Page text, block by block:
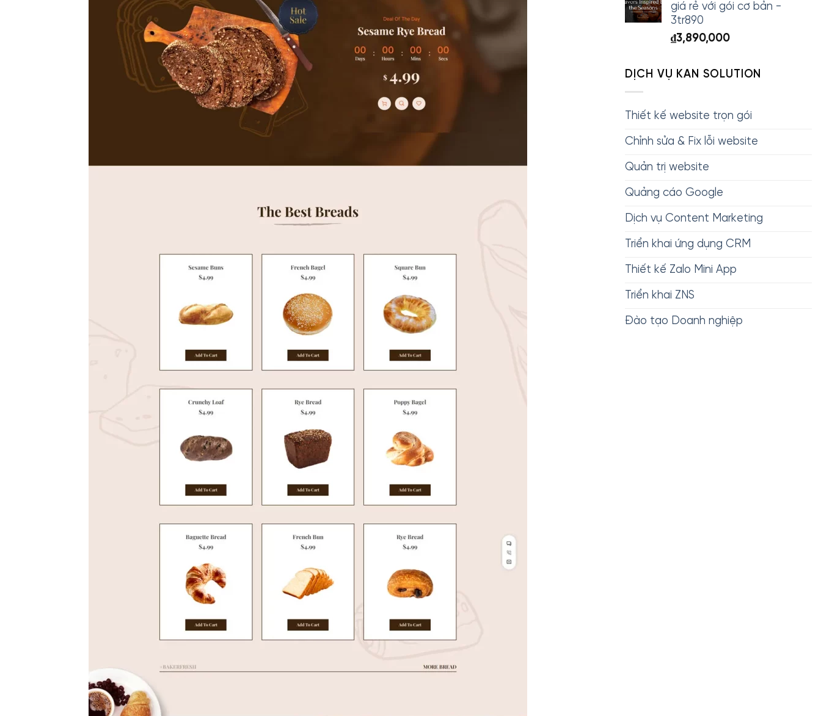
giá rẻ với gói cơ bản -
3tr890
₫3,890,000
DỊCH VỤ KAN SOLUTION
Thiết kế website trọn gói
Chỉnh sửa & Fix lỗi website
Quản trị website
Quảng cáo Google
Dịch vụ Content Marketing
Triển khai ứng dụng CRM
Thiết kế Zalo Mini App
Triển khai ZNS
Đào tạo Doanh nghiệp